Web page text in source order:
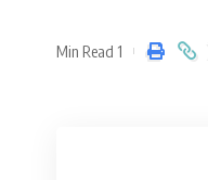
1 Min Read